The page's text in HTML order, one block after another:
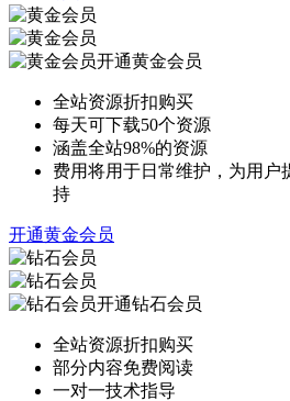
开通黄金会员
全站资源折扣购买
每天可下载50个资源
涵盖全站98%的资源
费用将用于日常维护，为用户
持
开通黄金会员
开通钻石会员
全站资源折扣购买
部分内容免费阅读
一对一技术指导